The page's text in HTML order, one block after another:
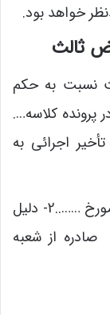
خواهد بود.
ثالث
نسبت به حکم
پرونده کلاسه….
اجرائی به
1- کپی مصدق قرارداد مورخ ……..2- دلیل
ثبتی 4- حکم صادره از شعبه